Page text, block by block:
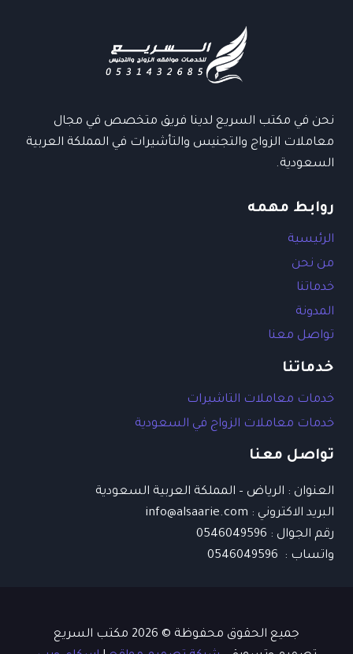
خدمات
معاملات
التجنيس
نحن في مكتب السريع لدينا فريق متخصص في مجال
معاملات الزواج والتجنيس والتأشيرات في المملكة العربية
السعودية.
روابط مهمه
الرئيسية
من نحن
خدماتنا
المدونة
تواصل معنا
خدماتنا
خدمات معاملات التاشيرات
خدمات معاملات الزواج في السعودية
تواصل معنا
العنوان : الرياض – المملكة العربية السعودية
البريد الاكتروني : info@alsaarie.com​
رقم الجوال : 0546049596
واتساب : 0546049596
جميع الحقوق محفوظة © 2026 مكتب السريع